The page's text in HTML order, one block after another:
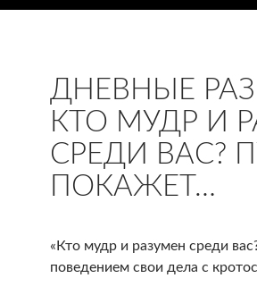
ДНЕВНЫЕ
КТО МУДР И
СРЕДИ ВАС?
ПОКАЖЕТ…
«Кто мудр и разумен среди
поведением свои дела с